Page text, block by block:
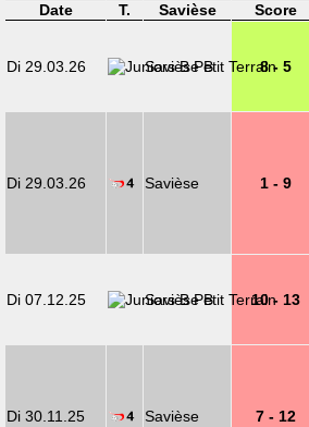
Date
T. Savièse Score
Di 29.03.26 Savièse B 8 - 5
Di 29.03.26 Savièse 1 - 9
Di 07.12.25 Savièse B 10 - 13
Di 30.11.25 Savièse 7 - 12